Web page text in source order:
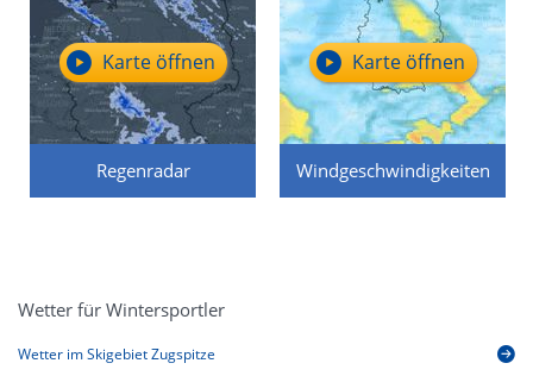
Regenradar
Karte öffnen
Windgeschwindigkeiten
Karte öffnen
Wetter für Wintersportler
Wetter im Skigebiet Zugspitze